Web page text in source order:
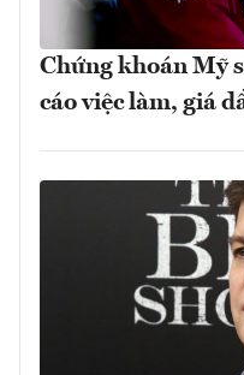
Chứng khoán Mỹ
cáo việc làm, giá